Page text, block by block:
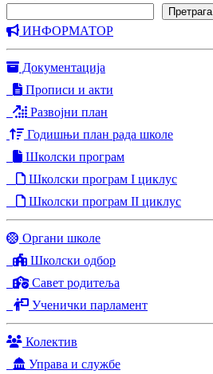
Претрага
ИНФОРМАТОР
Документација
Прописи и акти
Развојни план
Годишњи план рада школе
Школски програм
Школски програм I циклус
Школски програм II циклус
Органи школе
Школски одбор
Савет родитеља
Ученички парламент
Колектив
Управа и службе